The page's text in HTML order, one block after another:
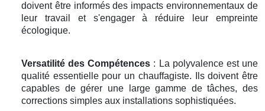
doivent être informés des impacts environnementaux de
leur travail et s'engager à réduire leur empreinte
écologique.
Versatilité des Compétences : La polyvalence est une
qualité essentielle pour un chauffagiste. Ils doivent être
capables de gérer une large gamme de tâches, des
corrections simples aux installations sophistiquées.